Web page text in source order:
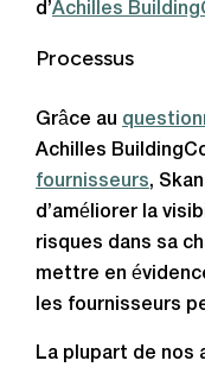
d’Achilles
Processus
Grâce au
Achilles
fournisseurs,
d’améliorer la
risques dans sa
mettre en
les fournisseurs
La plupart de nos